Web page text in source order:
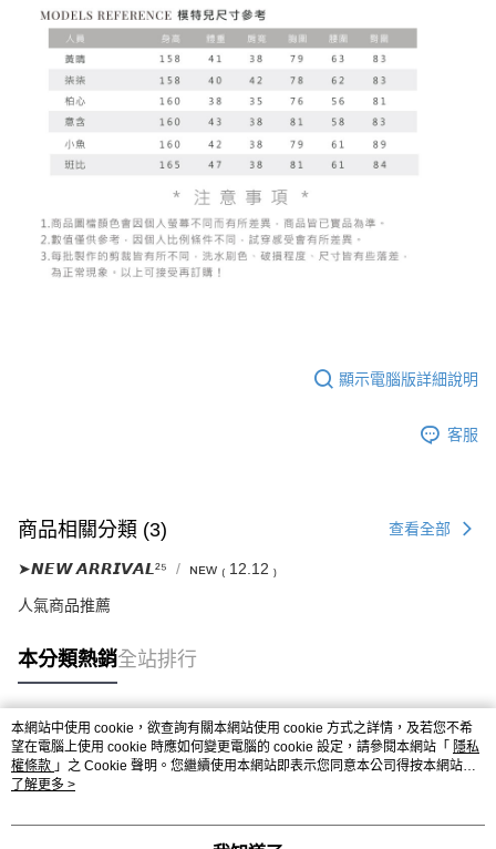
顯示電腦版詳細說明
客服
商品相關分類 (3) 查看全部
➤𝙉𝙀𝙒 𝘼𝙍𝙍𝙄𝙑𝘼𝙇²⁵ ɴᴇᴡ ₍ 12.12 ₎
人氣商品推薦
本分類熱銷全站排行
熱門標籤
本網站中使用 cookie，欲查詢有關本網站使用 cookie 方式之詳情，及若您不希
望在電腦上使用 cookie 時應如何變更電腦的 cookie 設定，請參閱本網站「 隱私
權條款 」之 Cookie 聲明。您繼續使用本網站即表示您同意本公司得按本網站使
用條款之 Cookie 聲明使用 cookie。
了解更多 >